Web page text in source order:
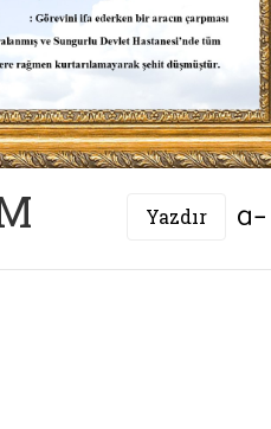
Yazdır